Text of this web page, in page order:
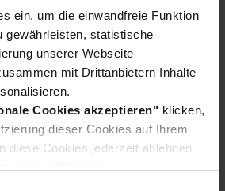
ein, um die einwandfreie Funktion
gewährleisten, statistische
unserer Webseite
mit Drittanbietern Inhalte
Cookies akzeptieren" klicken,
dieser Cookies auf Ihrem
diese Cookies jederzeit ablehnen
Fachleute mit Leidenschaft für
Ehrgeiz, sich weiterzuentwickeln.
Schritte versuchen wir, so viel
dich und deine Kenntnisse und
herauszufinden. Die
werden dich durch diesen
Prozess leiten.